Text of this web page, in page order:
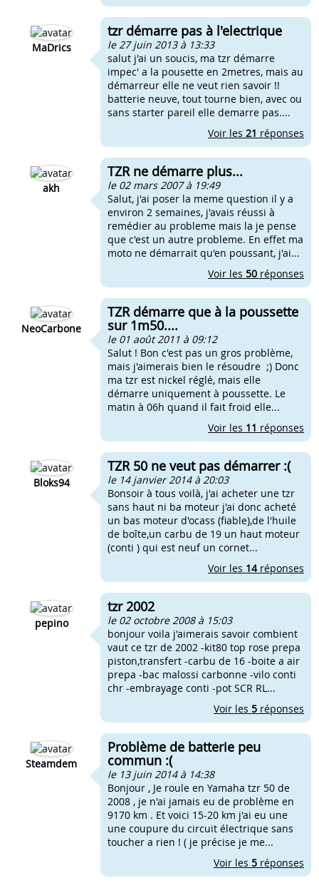
MaDrics
tzr démarre pas à l'electrique
le 27 juin 2013 à 13:33
salut j'ai un soucis, ma tzr démarre
impec' a la pousette en 2metres, mais au
démarreur elle ne veut rien savoir !!
batterie neuve, tout tourne bien, avec ou
sans starter pareil elle demarre pas....
Voir les 21 réponses
akh
TZR ne démarre plus...
le 02 mars 2007 à 19:49
Salut, j'ai poser la meme question il y a
environ 2 semaines, j'avais réussi à
remédier au probleme mais la je pense
que c'est un autre probleme. En effet ma
moto ne démarrait qu'en poussant, j'ai...
Voir les 50 réponses
NeoCarbone
TZR démarre que à la poussette
sur 1m50....
le 01 août 2011 à 09:12
Salut ! Bon c'est pas un gros problème,
mais j'aimerais bien le résoudre ;) Donc
ma tzr est nickel réglé, mais elle
démarre uniquement à poussette. Le
matin à 06h quand il fait froid elle...
Voir les 11 réponses
Bloks94
TZR 50 ne veut pas démarrer :(
le 14 janvier 2014 à 20:03
Bonsoir à tous voilà, j'ai acheter une tzr
sans haut ni ba moteur j'ai donc acheté
un bas moteur d'ocass (fiable),de l'huile
de boîte,un carbu de 19 un haut moteur
(conti ) qui est neuf un cornet...
Voir les 14réponses
pepino
tzr 2002
le 02 octobre 2008 à 15:03
bonjour voila j'aimerais savoir combient
vaut ce tzr de 2002 -kit80 top rose prepa
piston,transfert -carbu de 16 -boite a air
prepa -bac malossi carbonne -vilo conti
chr -embrayage conti -pot SCR RL...
Voir les 5 réponses
Steamdem
Problème de batterie peu
commun :(
le 13 juin 2014 à 14:38
Bonjour , Je roule en Yamaha tzr 50 de
2008 , je n'ai jamais eu de problème en
9170 km . Et voici 15-20 km j'ai eu une
une coupure du circuit électrique sans
toucher a rien ! ( je précise je me...
Voir les 5 réponses